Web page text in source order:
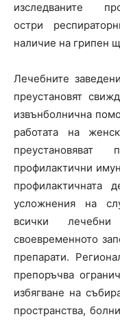
остри
наличие на грипен
Лечебните
преустановят
извънболнична
работата на
профилактични
профилактичната
усложнения на
всички
своевременното
препарати.
препоръчва
избягване на
пространства,